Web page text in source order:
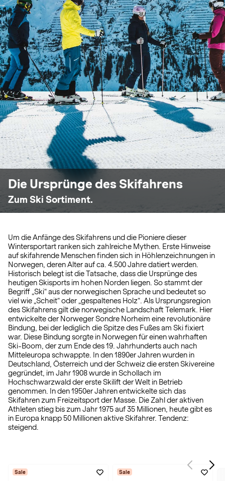
Die Ursprünge des Skifahrens
Zum Ski Sortiment.
Um die Anfänge des Skifahrens und die Pioniere dieser
Wintersportart ranken sich zahlreiche Mythen. Erste Hinweise
auf skifahrende Menschen finden sich in Höhlenzeichnungen in
Norwegen, deren Alter auf ca. 4.500 Jahre datiert werden.
Historisch belegt ist die Tatsache, dass die Ursprünge des
heutigen Skisports im hohen Norden liegen. So stammt der
Begriff „Ski“ aus der norwegischen Sprache und bedeutet so
viel wie „Scheit“ oder „gespaltenes Holz“. Als Ursprungsregion
des Skifahrens gilt die norwegische Landschaft Telemark. Hier
entwickelte der Norweger Sondre Norheim eine revolutionäre
Bindung, bei der lediglich die Spitze des Fußes am Ski fixiert
war. Diese Bindung sorgte in Norwegen für einen wahrhaften
Ski-Boom, der zum Ende des 19. Jahrhunderts auch nach
Mitteleuropa schwappte. In den 1890er Jahren wurden in
Deutschland, Österreich und der Schweiz die ersten Skivereine
gegründet, im Jahr 1908 wurde in Schollach im
Hochschwarzwald der erste Skilift der Welt in Betrieb
genommen. In den 1950er Jahren entwickelte sich das
Skifahren zum Freizeitsport der Masse. Die Zahl der aktiven
Athleten stieg bis zum Jahr 1975 auf 35 Millionen, heute gibt es
in Europa knapp 50 Millionen aktive Skifahrer. Tendenz:
steigend.
Sale Sale